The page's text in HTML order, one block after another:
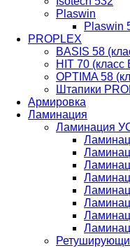
Plaswin
Plaswin
PROPLEX
BASIS 58
HIT 70 (класс
OPTIMA 58
Штапики
Армировка
Ламинация
Ламинация